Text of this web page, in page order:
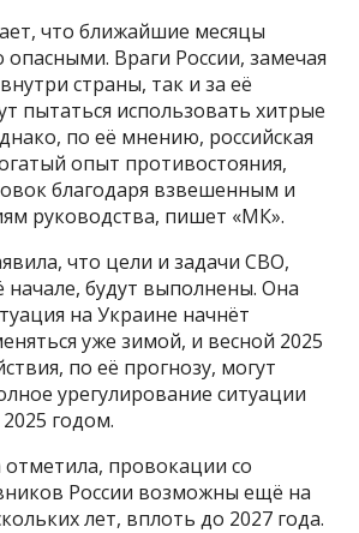
что ближайшие месяцы
опасными. Враги России, замечая
страны, так и за её
пытаться использовать хитрые
по её мнению, российская
опыт противостояния,
благодаря взвешенным и
руководства, пишет «МК».
что цели и задачи СВО,
начале, будут выполнены. Она
на Украине начнёт
уже зимой, и весной 2025
по её прогнозу, могут
урегулирование ситуации
годом.
провокации со
России возможны ещё на
лет, вплоть до 2027 года.